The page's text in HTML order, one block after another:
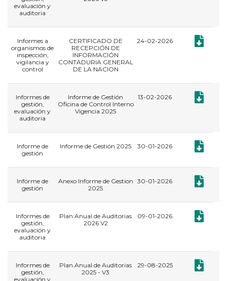
evaluación y
auditoria
Informes a
organismos de
inspección,
vigilancia y
control
CERTIFICADO DE
RECEPCIÓN DE
INFORMACIÓN
CONTADURIA GENERAL
DE LA NACION
24-02-2026
Informes de
gestión,
evaluación y
auditoria
Informe de Gestión
Oficina de Control Interno
Vigencia 2025
13-02-2026
​Informe de
gestión
Informe de Gestión 2025 30-01-2026
​Informe de
gestión
Anexo Informe de Gestion
2025
30-01-2026
Informes de
gestión,
evaluación y
auditoria
Plan Anual de Auditorias
2026 V2
09-01-2026
Informes de
gestión,
evaluación y
Plan Anual de Auditorias
2025 - V3
29-08-2025